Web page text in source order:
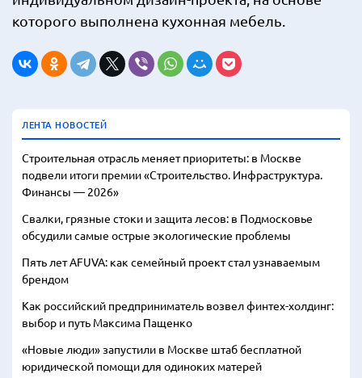
которого выполнена кухонная мебель.
ЛЕНТА НОВОСТЕЙ
Строительная отрасль меняет приоритеты: в Москве
подвели итоги премии «Строительство. Инфраструктура.
Финансы — 2026»
Свалки, грязные стоки и защита лесов: в Подмосковье
обсудили самые острые экологические проблемы
Пять лет AFUVA: как семейный проект стал узнаваемым
брендом
Как российский предприниматель возвел финтех-холдинг:
выбор и путь Максима Пащенко
«Новые люди» запустили в Москве штаб бесплатной
юридической помощи для одиноких матерей